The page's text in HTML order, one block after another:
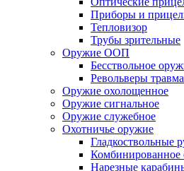
Приборы и
Тепловизор
Трубы зрительные
Оружие ООП
Бесствольное
Револьверы
Оружие охолощенное
Оружие сигнальное
Оружие служебное
Охотничье оружие
Гладкоствольные
Комбинированное
Нарезные